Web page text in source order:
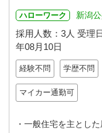
ハローワーク 新潟
採用人数：3人 受理
年08月10日
経験不問 学歴不問
マイカー通勤可
・一般住宅を主とし